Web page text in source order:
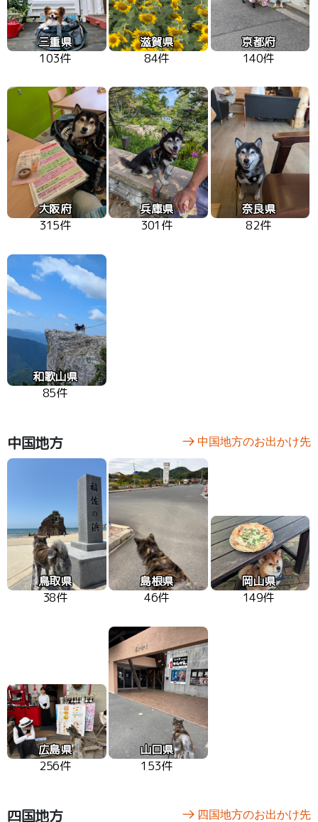
三重県
103件
滋賀県
84件
京都府
140件
大阪府
315件
兵庫県
301件
奈良県
82件
和歌山県
85件
中国地方 中国地方のお出かけ先
鳥取県
38件
島根県
46件
岡山県
149件
広島県
256件
山口県
153件
四国地方 四国地方のお出かけ先